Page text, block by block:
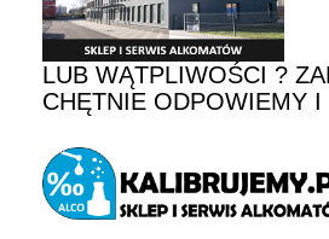
LUB WĄTPLIWOŚCI ?
CHĘTNIE ODPOWIEMY